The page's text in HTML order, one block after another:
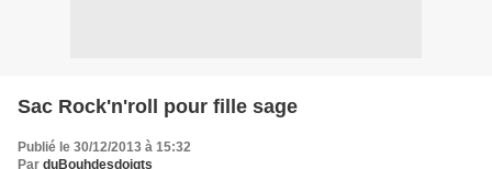
Sac Rock'n'roll pour fille sage
Publié le 30/12/2013 à 15:32
Par duBouhdesdoigts